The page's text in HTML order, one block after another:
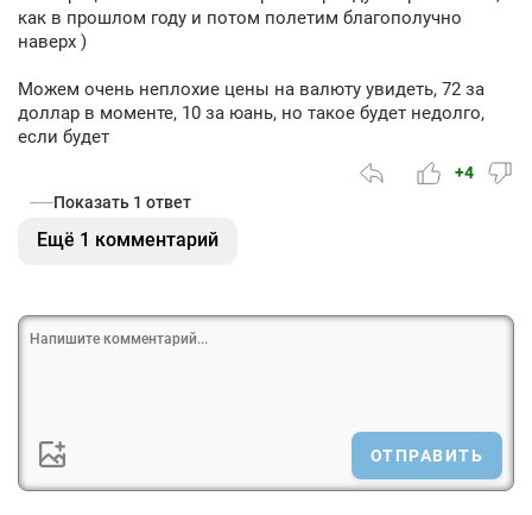
как в прошлом году и потом полетим благополучно
наверх )
Можем очень неплохие цены на валюту увидеть, 72 за
доллар в моменте, 10 за юань, но такое будет недолго,
если будет
+4
Показать 1 ответ
Ещё 1 комментарий
ОТПРАВИТЬ